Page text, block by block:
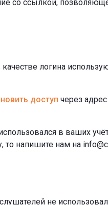
со ссылкой,
логина
доступ через
в ваших
напишите нам на
не